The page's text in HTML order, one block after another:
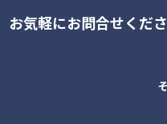
お気軽にお問合せくだ